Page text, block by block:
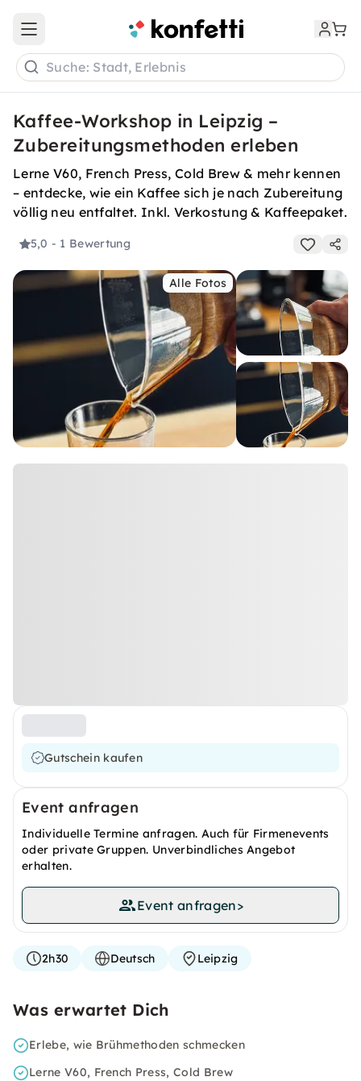
Open main menu
Suche: Stadt, Erlebnis
Kaffee-Workshop in Leipzig –
Zubereitungsmethoden erleben
Lerne V60, French Press, Cold Brew & mehr kennen
– entdecke, wie ein Kaffee sich je nach Zubereitung
völlig neu entfaltet. Inkl. Verkostung & Kaffeepaket.
5,0 - 1 Bewertung
Alle Fotos
Gutschein kaufen
Event anfragen
Individuelle Termine anfragen. Auch für Firmenevents
oder private Gruppen. Unverbindliches Angebot
erhalten.
Event anfragen>
2h30 Deutsch Leipzig
Was erwartet Dich
Erlebe, wie Brühmethoden schmecken
Lerne V60, French Press, Cold Brew